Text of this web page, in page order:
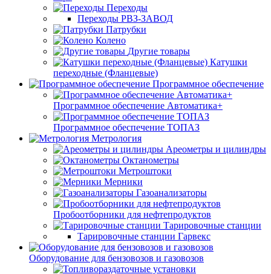
Переходы
Переходы РВЗ-ЗАВОД
Патрубки
Колено
Другие товары
Катушки
переходные (Фланцевые)
Программное обеспечение
Программное обеспечение Автоматика+
Программное обеспечение ТОПАЗ
Метрология
Ареометры и цилиндры
Октанометры
Метроштоки
Мерники
Газоанализаторы
Пробоотборники для нефтепродуктов
Тарировочные станции
Тарировочные станции Гарвекс
Оборудование для бензовозов и газовозов